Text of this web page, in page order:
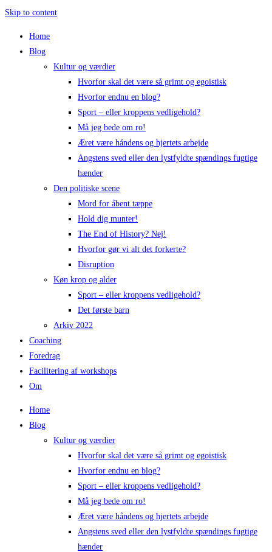
Skip to content
Home
Blog
Kultur og værdier
Hvorfor skal det være så grimt og egoistisk
Hvorfor endnu en blog?
Sport – eller kroppens vedligehold?
Må jeg bede om ro!
Æret være håndens og hjertets arbejde
Angstens sved eller den lystfyldte spændings fugtige
hænder
Den politiske scene
Mord for åbent tæppe
Hold dig munter!
The End of History? Nej!
Hvorfor gør vi alt det forkerte?
Disruption
Køn krop og alder
Sport – eller kroppens vedligehold?
Det første barn
Arkiv 2022
Coaching
Foredrag​
Facilitering af workshops
Om
Home
Blog
Kultur og værdier
Hvorfor skal det være så grimt og egoistisk
Hvorfor endnu en blog?
Sport – eller kroppens vedligehold?
Må jeg bede om ro!
Æret være håndens og hjertets arbejde
Angstens sved eller den lystfyldte spændings fugtige
hænder